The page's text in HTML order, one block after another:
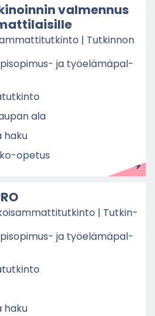
val­men­nus
| Tut­kin­non
ja työ­elä­mä­pal­
ala
haku
​opetus
| Tut­kin­
ja työ­elä­mä­pal­
haku